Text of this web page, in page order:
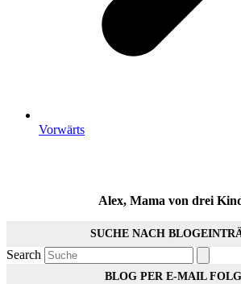
Vorwärts
Alex, Mama von drei
SUCHE NACH
Search
BLOG PER E-MAIL